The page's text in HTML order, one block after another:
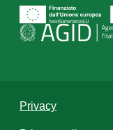
Privacy